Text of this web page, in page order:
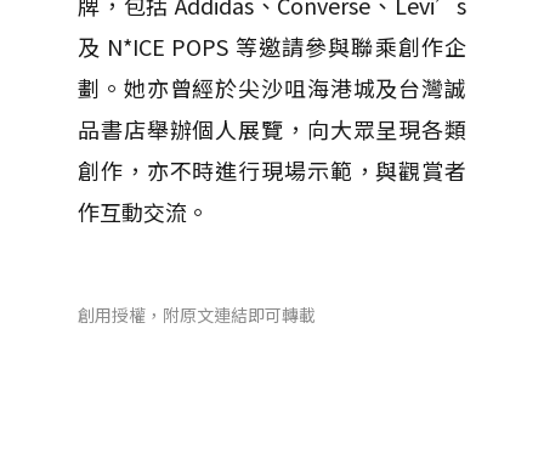
及 N*ICE POPS 等邀請參與聯乘創作企
劃。她亦曾經於尖沙咀海港城及台灣誠
品書店舉辦個人展覽，向大眾呈現各類
創作，亦不時進行現場示範，與觀賞者
作互動交流。
創用授權，附原文連結即可轉載